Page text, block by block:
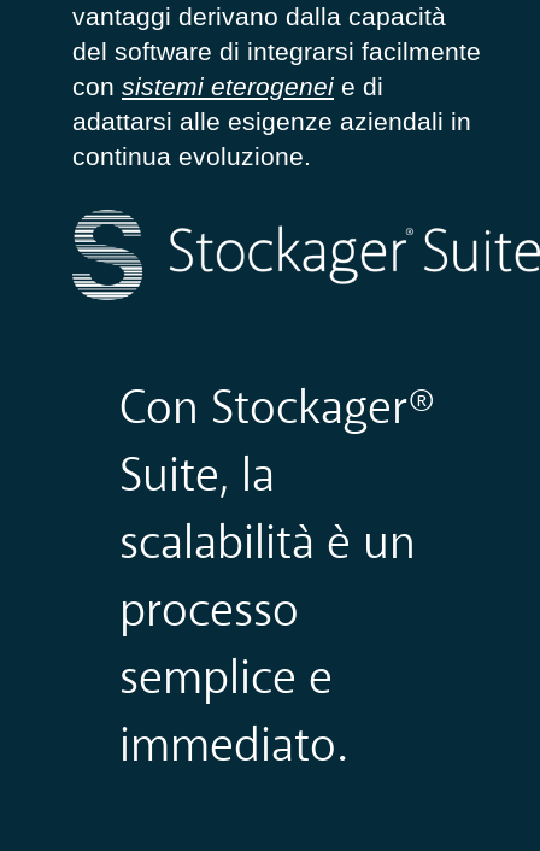
vantaggi derivano dalla capacità
del software di integrarsi facilmente
con sistemi eterogenei e di
adattarsi alle esigenze aziendali in
continua evoluzione.
Con Stockager®
Suite, la
scalabilità è un
processo
semplice e
immediato.